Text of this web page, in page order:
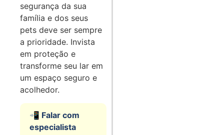
segurança da sua
família e dos seus
pets deve ser sempre
a prioridade. Invista
em proteção e
transforme seu lar em
um espaço seguro e
acolhedor.
📲 Falar com
especialista